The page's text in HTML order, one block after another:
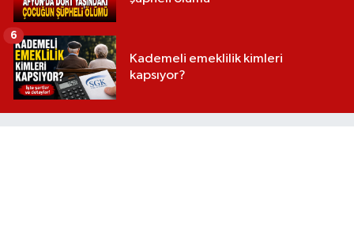
Kademeli emeklilik kimleri
kapsıyor?
6